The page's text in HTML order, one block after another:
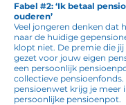
Fabel #2: ‘Ik betaal
ouderen’
Veel jongeren denken dat
naar de huidige
klopt niet. De premie die
gezet voor jouw eigen
een persoonlijk
collectieve
pensioenwet krijg je meer
persoonlijke pensioenpot.